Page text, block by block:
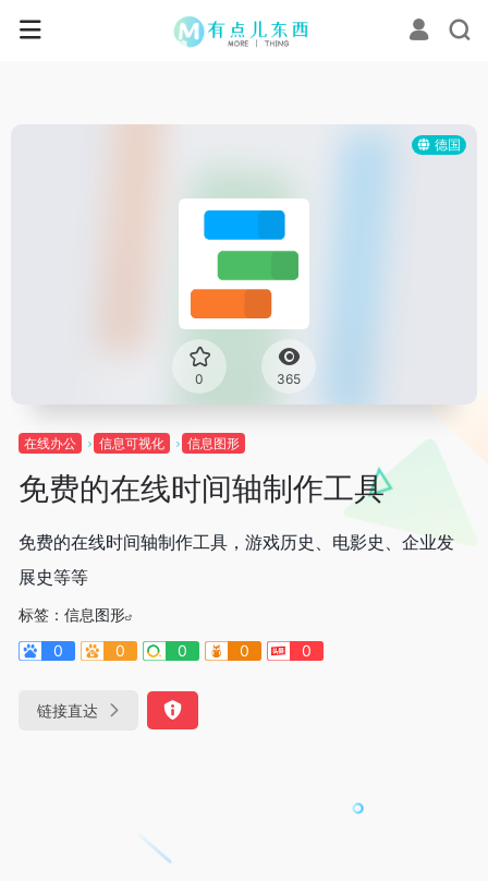
德国
0 365
在线办公 信息可视化 信息图形
免费的在线时间轴制作工具
免费的在线时间轴制作工具，游戏历史、电影史、企业发
展史等等
标签： 信息图形
0
0 0 0 0
链接直达